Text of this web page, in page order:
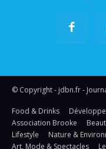
© Copyright - jdbn.fr -
Food & Drinks
Association Brooke
Lifestyle
Nature &
Art, Mode & Spectacles